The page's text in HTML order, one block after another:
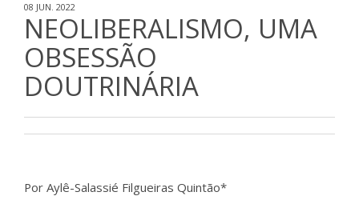
08 JUN. 2022
NEOLIBERALISMO, UMA
OBSESSÃO
DOUTRINÁRIA
Por Aylê-Salassié Filgueiras Quintão*